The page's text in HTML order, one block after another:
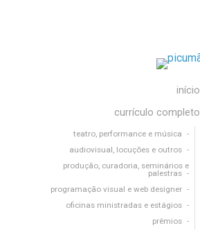
início
currículo completo
teatro, performance e música
audiovisual, locuções e outros
produção, curadoria, seminários e
palestras
programação visual e web designer
oficinas ministradas e estágios
prêmios